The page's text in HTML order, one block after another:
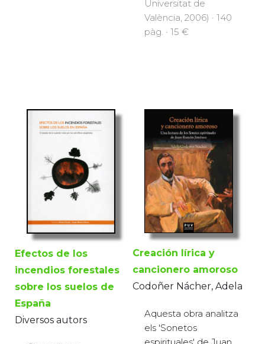
Universitat de
València, 2006) · 140
pàg. · 15 €
Efectos de los
incendios forestales
sobre los suelos de
España
Diversos autors
Creación lírica y
cancionero amoroso
Codoñer Nácher, Adela
Aquesta obra analitza
els 'Sonetos
espirituales' de Juan